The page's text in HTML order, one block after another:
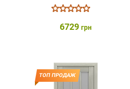
6729 грн
ТОП ПРОДАЖ